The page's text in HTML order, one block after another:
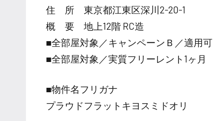
住 所 東京都江東区深川2-20-1
概 要 地上12階 RC造
■全部屋対象／キャンペーンＢ／適用可
■全部屋対象／実質フリーレント1ヶ月
■物件名フリガナ
プラウドフラットキヨスミドオリ